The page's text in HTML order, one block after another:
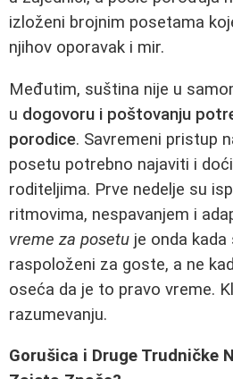
izloženi brojnim posetama
njihov oporavak i mir.
Međutim, suština nije u
u dogovoru i poštovanju
porodice. Savremeni pristup
posetu potrebno najaviti i
roditeljima. Prve nedelje su
ritmovima, nespavanjem i
vreme za posetu je onda
raspoloženi za goste, a ne
oseća da je to pravo vreme.
razumevanju.
Gorušica i Druge Trudničke